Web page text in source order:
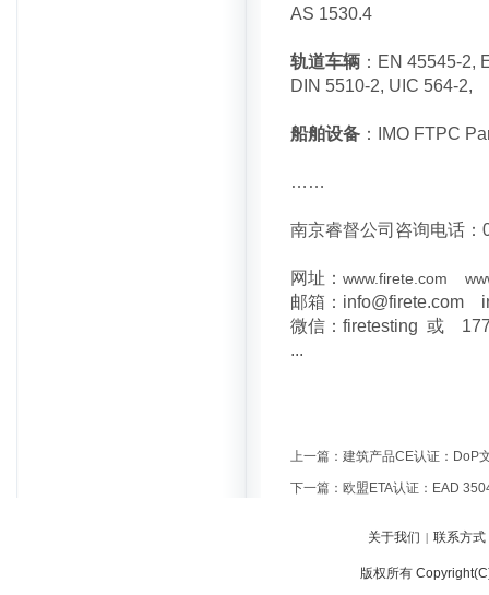
AS 1530.4
轨道车辆 ：EN 45545-2,
DIN 5510-2, UIC 564-2,
船舶设备 ：IMO FTPC
……
南京睿督公司咨询电话
网址： www.firete.com
邮箱：info@firete.com
微信：firetesting 或
...
上一篇： 建筑产品CE认证：DoP
下一篇： 欧盟ETA认证：EAD
关于我们 | 联系方式
版权所有